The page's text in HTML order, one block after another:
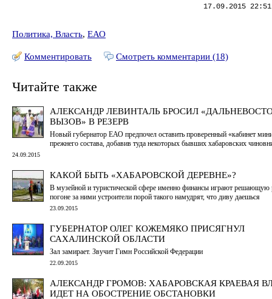
17.09.2015
Политика, Власть, ЕАО
Комментировать Смотреть комментарии (18)
Читайте также
АЛЕКСАНДР ЛЕВИНТАЛЬ БРОСИЛ
ВЫЗОВ» В РЕЗЕРВ
Новый губернатор ЕАО предпочел оставить проверенный «кабинет
прежнего состава, добавив туда некоторых бывших хабаровских
24.09.2015
КАКОЙ БЫТЬ «ХАБАРОВСКОЙ ДЕРЕВНЕ»?
В музейной и туристической сфере именно финансы играют решающую
погоне за ними устроители порой такого намудрят, что диву даешься
23.09.2015
ГУБЕРНАТОР ОЛЕГ КОЖЕМЯКО ПРИСЯГНУЛ
САХАЛИНСКОЙ ОБЛАСТИ
Зал замирает. Звучит Гимн Российской Федерации
22.09.2015
АЛЕКСАНДР ГРОМОВ: ХАБАРОВСКАЯ КРАЕВАЯ
ИДЕТ НА ОБОСТРЕНИЕ ОБСТАНОВКИ